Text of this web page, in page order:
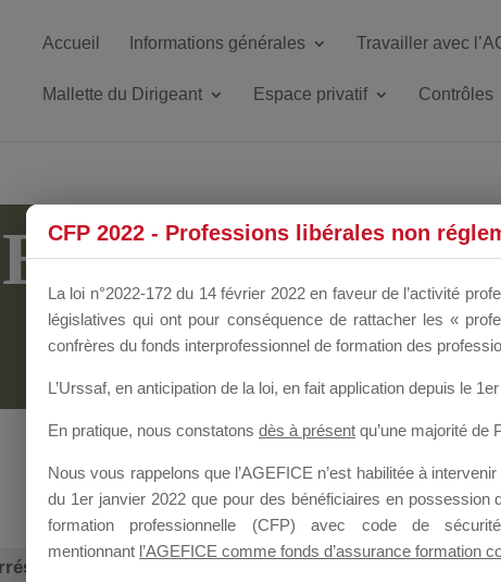
Accueil Informations générales Travailler avec
Mallette du Dirigeant Espace privatif Contrôles
ILE
Profil Groupes 1
CFP 2022 - Professions libérales non
La loi n°2022-172 du 14 février 2022 en faveur de l’activité
législatives qui ont pour conséquence de rattacher les «
confrères du fonds interprofessionnel de formation des
L’Urssaf, en anticipation de la loi, en fait application depuis le
En pratique, nous constatons dès à présent qu’une majorité de
Nous vous rappelons que l’AGEFICE n’est habilitée à
du 1er janvier 2022 que pour des bénéficiaires en possession
formation professionnelle (CFP) avec code de
mentionnant l’AGEFICE comme fonds d’assurance formation